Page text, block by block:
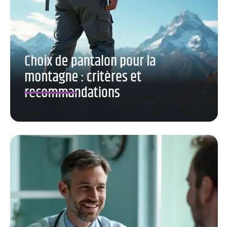
Choix de pantalon pour la
montagne : critères et
recommandations